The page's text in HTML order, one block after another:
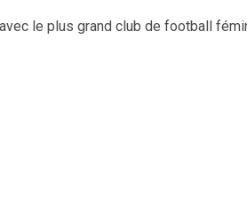
le plus grand club de football